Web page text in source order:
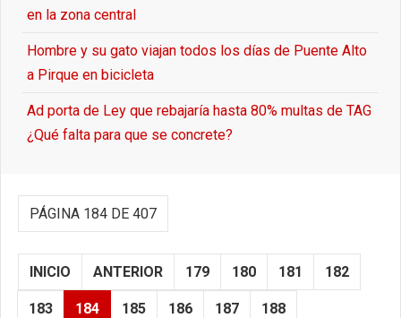
en la zona central
Hombre y su gato viajan todos los días de Puente Alto
a Pirque en bicicleta
Ad porta de Ley que rebajaría hasta 80% multas de TAG
¿Qué falta para que se concrete?
PÁGINA 184 DE 407
INICIO ANTERIOR 179 180 181 182
183 184 185 186 187 188